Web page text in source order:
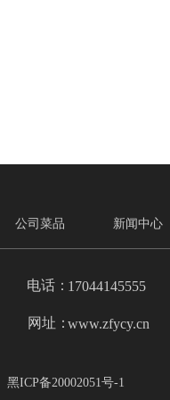
公司菜品 新闻中心
电话：
网址：
17044145555
www.zfycy.cn
ICP备20002051号-1